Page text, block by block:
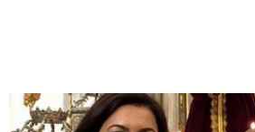
NECROLÓGICAS